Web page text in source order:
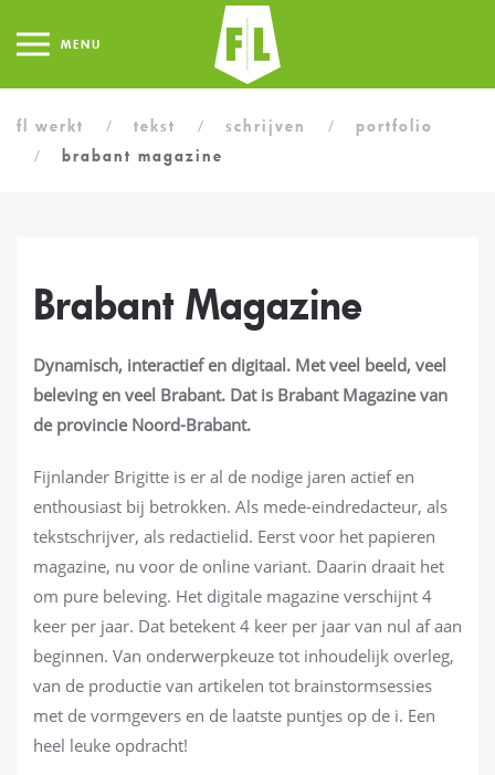
MENU
fl werkt tekst schrijven
portfolio
brabant magazine
Brabant Magazine
Dynamisch, interactief en digitaal. Met veel beeld, veel
beleving en veel Brabant. Dat is Brabant Magazine van
de provincie Noord-Brabant.
Fijnlander Brigitte is er al de nodige jaren actief en
enthousiast bij betrokken. Als mede-eindredacteur, als
tekstschrijver, als redactielid. Eerst voor het papieren
magazine, nu voor de online variant. Daarin draait het
om pure beleving. Het digitale magazine verschijnt 4
keer per jaar. Dat betekent 4 keer per jaar van nul af aan
beginnen. Van onderwerpkeuze tot inhoudelijk overleg,
van de productie van artikelen tot brainstormsessies
met de vormgevers en de laatste puntjes op de i. Een
heel leuke opdracht!